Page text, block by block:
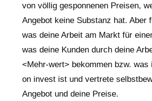
von völlig gesponnenen Preisen,
Angebot keine Substanz hat. Aber
was deine Arbeit am Markt für
was deine Kunden durch deine
<Mehr-wert> bekommen bzw. was
on invest ist und vertrete
Angebot und deine Preise.